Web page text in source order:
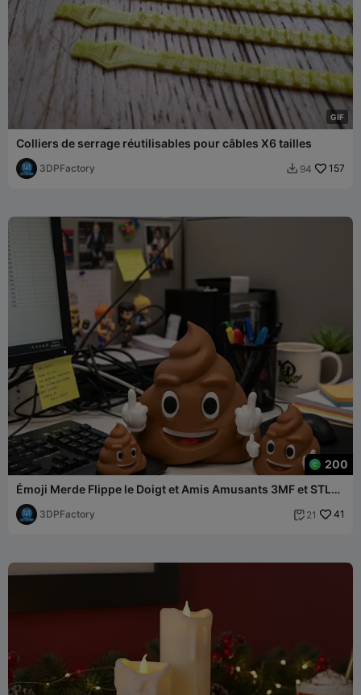
GIF
Colliers de serrage réutilisables pour câbles X6 tailles
3DPFactory  94 157
200
Émoji Merde Flippe le Doigt et Amis Amusants 3MF et STL
pour Toute Imprimante
3DPFactory  21 41